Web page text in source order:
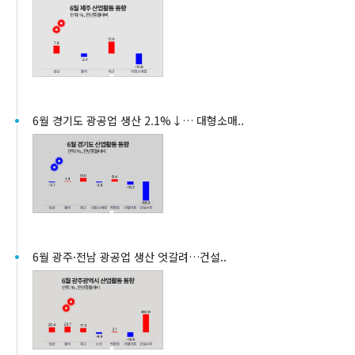
6월 경기도 광공업 생산 2.1%↓… 대형소매..
6월 광주·전남 광공업 생산 엇갈려…건설..